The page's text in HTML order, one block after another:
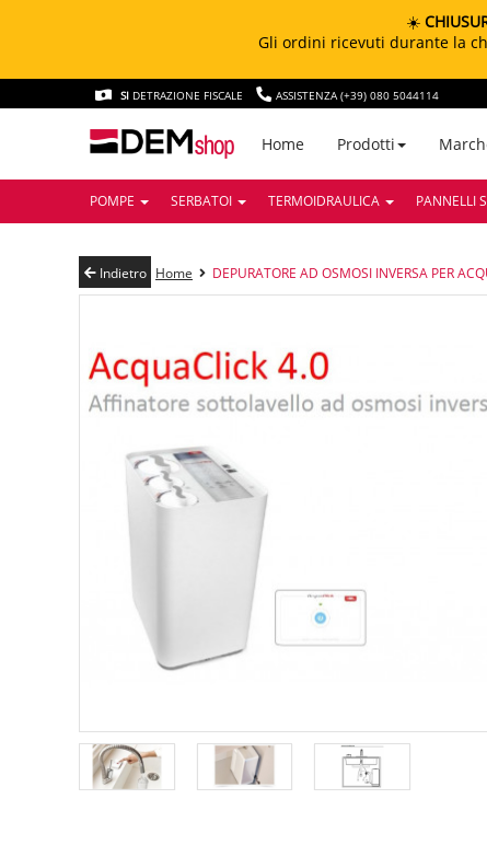
☀️
Gli ordini ricevuti durante la
SI DETRAZIONE FISCALE ASSISTENZA (+39) 080 5044114
Home Prodotti
POMPE SERBATOI TERMOIDRAULICA PANNELLI
Indietro Home DEPURATORE AD OSMOSI INVERSA PER